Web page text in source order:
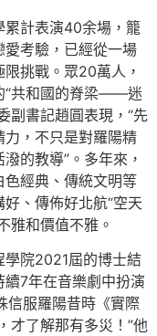
累計表演40余場，籠
考驗，已經從一場
挑戰。眾20萬人，
“共和國的脊梁——迷
副書記趙圓表現，“先
，不只是對羅陽精
的教導”。多年來，
色經典、傳統文明等
、傳佈好北航“空天
雅和價值不雅。
學院2021屆的博士結
7年在音樂劇中扮演
信服羅陽昔時《實際
才了解那有多災！”他